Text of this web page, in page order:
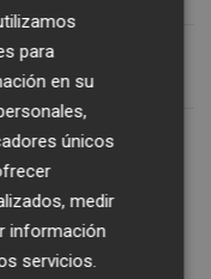
para
en su
únicos
medir
información
servicios.